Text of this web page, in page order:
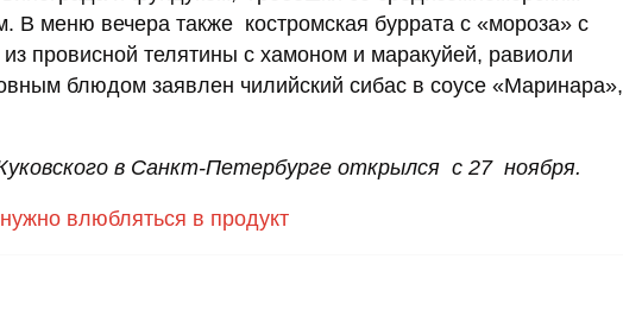
меню вечера также костромская буррата с «мороза» с
провисной телятины с хамоном и маракуйей, равиоли
блюдом заявлен чилийский сибас в соусе «Маринара»,
в Санкт-Петербурге открылся с 27 ноября.
влюбляться в продукт